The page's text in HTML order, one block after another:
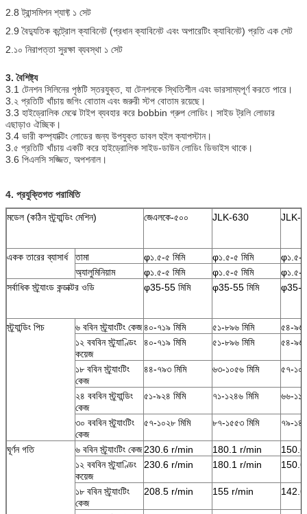
2.8 ট্রান্সমিশন শ্যাফ্ট ১ সেট
2.9 বৈদ্যুতিক কন্ট্রোল ক্যাবিনেট (প্রধান ক্যাবিনেট এবং অপারেটিং ক্যাবিনেট) প্রতি এক সেট
2.১০ নিরাপত্তা সুরক্ষা ব্যবস্থা ১ সেট
3. বৈশিষ্ট্য
3.1 টেনশন সিলিনের পৃষ্ঠটি স্তরযুক্ত, যা টেনশনকে স্থিতিশীল এবং ভারসাম্যপূর্ণ করতে পারে।
3.২ প্রতিটি খাঁচায় জগিং বোতাম এবং জরুরী স্টপ বোতাম রয়েছে।
3.3 হাইড্রোলিক মেঝে টাইপ ব্যবহার করে bobbin গ্রুপ লোডিং। সাইড ট্রলি লোডার
এছাড়াও ঐচ্ছিক।
3.4 ভারী কম্প্যাক্টিং লোডের জন্য উপযুক্ত ডাবল হুইল ক্যাপস্টান।
3.৫ প্রতিটি খাঁচায় একটি করে হাইড্রোলিক সাইড-ডাউন লোডিং ডিভাইস থাকে।
3.6 পিএলসি সজ্জিত, অপশনাল।
4. প্রযুক্তিগত পরামিতি
মডেল (কঠিন স্ট্র্যান্ডিং মেশিন) জেএলকে-৫০০ JLK-630 JLK-
একক তারের ব্যাসার্ধ তামা φ১.৫-৫ মিমি φ১.৫-৫ মিমি
φ১.৫-৫
অ্যালুমিনিয়াম
φ১.৫-৫ মিমি φ১.৫-৫ মিমি
φ১.৫-৫
সর্বাধিক স্ট্র্যাংড কন্ডাক্টর ওডি
φ35-55 মিমি φ35-55 মিমি φ35-
স্ট্র্যান্ডিং পিচ ৬ ববিন স্ট্র্যাংটিং কেজ৪০-৭১৯ মিমি ৫১-৮৯৬ মিমি
৫৪-৯৬৩
১২ বববিন স্ট্র্যাণ্ডিং
কয়েজ
৪০-৭১৯ মিমি ৫১-৮৯৬ মিমি ৫৪-৯৬৩
১৮ ববিন স্ট্র্যাংটিং
কেজ
৪৪-৭৯৩ মিমি ৬৩-১০৫৬ মিমি ৫৭-
২৪ বববিন স্ট্র্যান্ডিং
কেজ
৫১-৯২৪ মিমি ৭১-১২৪৬ মিমি ৬৬-
৩০ বববিন স্ট্র্যাংটিং
কেজ
৫৭-১০২৮ মিমি ৮৭-১৫৫৩ মিমি ৭৯-
ঘূর্ণন গতি ৬ ববিন স্ট্র্যাংটিং কেজ 230.6 r/min 180.1 r/min
১২ বববিন স্ট্র্যাণ্ডিং
কয়েজ
230.6 r/min 180.1 r/min
১৮ ববিন স্ট্র্যাংটিং
কেজ
208.5 r/min 155 r/min